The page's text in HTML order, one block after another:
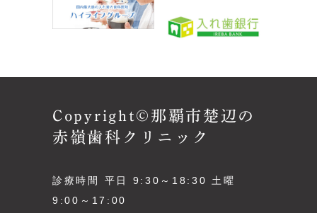
Copyright©那覇市楚辺の
赤嶺歯科クリニック
診療時間 平日 9:30～18:30 土曜
9:00～17:00